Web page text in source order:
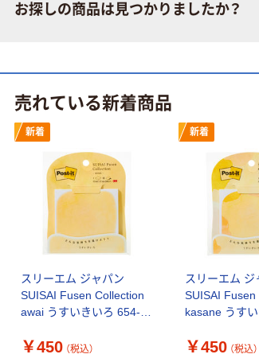
お探しの商品は見つかりましたか？
売れている新着商品
新着
スリーエム ジャパン
SUISAI Fusen Collection
awai うすいきいろ 654-
￥450 （税込）
新着
スリーエム ジ
SUISAI Fusen
kasane うす
￥450 （税込）